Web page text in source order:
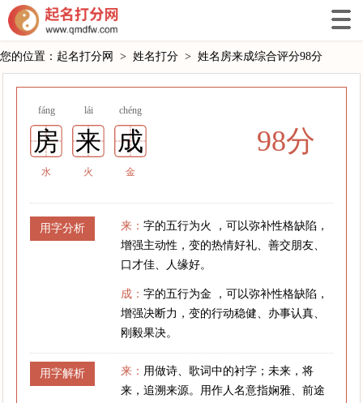
您的位置： 起名打分网 > 姓名打分 > 姓名房来成综合评分98分
fáng lái chéng
房 来 成
水 火 金
98分
用字分析 来：字的五行为火 ，可以弥补性格缺陷，
增强主动性，变的热情好礼、善交朋友、
口才佳、人缘好。
成：字的五行为金 ，可以弥补性格缺陷，
增强决断力，变的行动稳健、办事认真、
刚毅果决。
用字解析 来： 用做诗、歌词中的衬字；未来，将
来，追溯来源。用作人名意指娴雅、前途